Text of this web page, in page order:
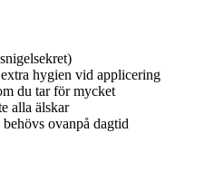
hygien vid applicering
du tar för mycket
alla älskar
ovanpå dagtid